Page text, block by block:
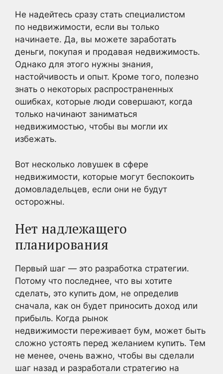
Не надейтесь сразу стать специалистом
по недвижимости, если вы только
начинаете. Да, вы можете заработать
деньги, покупая и продавая недвижимость.
Однако для этого нужны знания,
настойчивость и опыт. Кроме того, полезно
знать о некоторых распространенных
ошибках, которые люди совершают, когда
только начинают заниматься
недвижимостью, чтобы вы могли их
избежать.
Вот несколько ловушек в сфере
недвижимости, которые могут беспокоить
домовладельцев, если они не будут
осторожны.
Нет надлежащего
планирования
Первый шаг — это разработка стратегии.
Потому что последнее, что вы хотите
сделать, это купить дом, не определив
сначала, как он будет приносить доход или
прибыль. Когда рынок
недвижимости переживает бум, может быть
сложно устоять перед желанием купить. Тем
не менее, очень важно, чтобы вы сделали
шаг назад и разработали стратегию на